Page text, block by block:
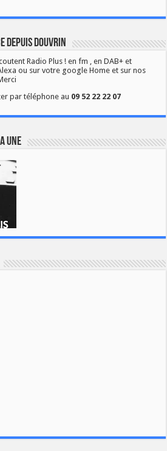
depuis Douvrin
Radio Plus ! en fm , en DAB+ et
ou sur votre google Home et sur nos
par téléphone au 09 52 22 22 07
une